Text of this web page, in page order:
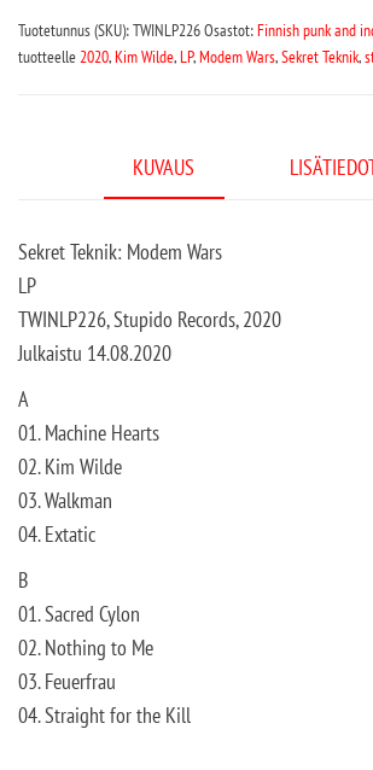
Tuotetunnus (SKU):TWINLP226Osastot:Finnish punk and
tuotteelle 2020,Kim Wilde,LP,Modem Wars,Sekret Teknik,
KUVAUS
Sekret Teknik: Modem Wars
LP
TWINLP226, Stupido Records, 2020
Julkaistu 14.08.2020
A
01. Machine Hearts
02. Kim Wilde
03. Walkman
04. Extatic
B
01. Sacred Cylon
02. Nothing to Me
03. Feuerfrau
04. Straight for the Kill